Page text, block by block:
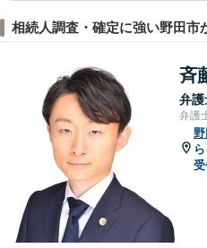
相続人調査・確定に強い野田市
斉
弁護
弁護
受